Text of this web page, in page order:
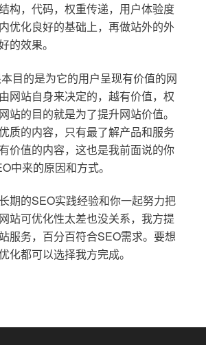
构，代码，权重传递，用户体验度
优化良好的基础上，再做站外的外
的效果。
目的是为它的用户呈现有价值的网
网站自身来决定的，越有价值，权
站的目的就是为了提升网站价值。
质的内容，只有最了解产品和服务
价值的内容，这也是我前面说的你
中来的原因和方式。
期的SEO实践经验和你一起努力把
站可优化性太差也没关系，我方提
服务，百分百符合SEO需求。要想
化都可以选择我方完成。